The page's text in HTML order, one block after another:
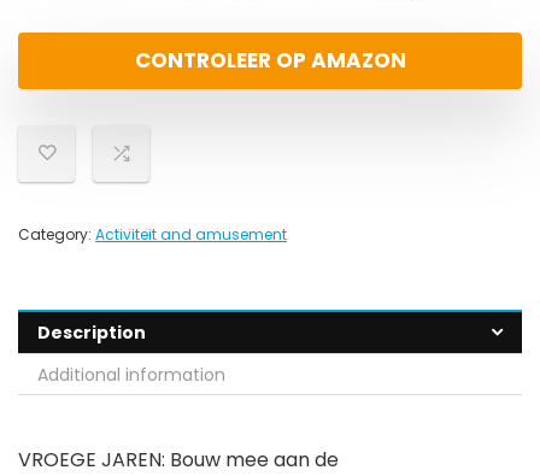
CONTROLEER OP AMAZON
Category: Activiteit and amusement
Description
Additional information
VROEGE JAREN: Bouw mee aan de